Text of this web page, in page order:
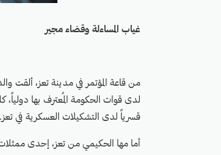
غياب المساءلة وقضاء مجير
لدى قوات الحكومة المُعترف بها دولياً،
قسرياً لدى التشكيلات العسكرية في تعز.
أما مها الحكيمي من تعز، إحدى